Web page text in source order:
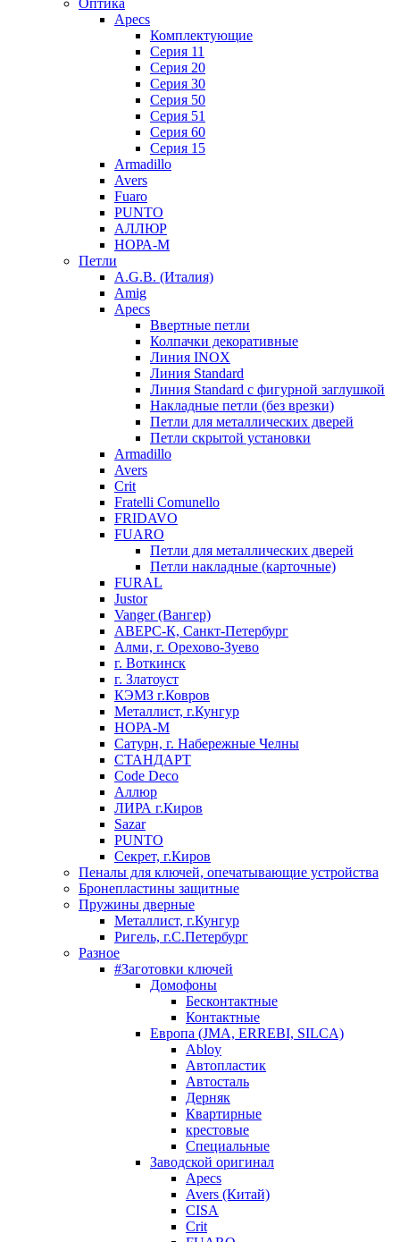
Оптика
Apecs
Комплектующие
Серия 11
Серия 20
Серия 30
Серия 50
Серия 51
Серия 60
Серия 15
Armadillo
Avers
Fuaro
PUNTO
АЛЛЮР
НОРА-М
Петли
A.G.B. (Италия)
Amig
Apecs
Ввертные петли
Колпачки декоративные
Линия INOX
Линия Standard
Линия Standard с фигурной заглушкой
Накладные петли (без врезки)
Петли для металлических дверей
Петли скрытой установки
Armadillo
Avers
Crit
Fratelli Comunello
FRIDAVO
FUARO
Петли для металлических дверей
Петли накладные (карточные)
FURAL
Justor
Vanger (Вангер)
АВЕРС-К, Санкт-Петербург
Алми, г. Орехово-Зуево
г. Воткинск
г. Златоуст
КЭМЗ г.Ковров
Металлист, г.Кунгур
НОРА-М
Сатурн, г. Набережные Челны
СТАНДАРТ
Code Deco
Аллюр
ЛИРА г.Киров
Sazar
PUNTO
Секрет, г.Киров
Пеналы для ключей, опечатывающие устройства
Бронепластины защитные
Пружины дверные
Металлист, г.Кунгур
Ригель, г.С.Петербург
Разное
#Заготовки ключей
Домофоны
Бесконтактные
Контактные
Европа (JMA, ERREBI, SILCA)
Abloy
Автопластик
Автосталь
Дерняк
Квартирные
крестовые
Специальные
Заводской оригинал
Apecs
Avers (Китай)
CISA
Crit